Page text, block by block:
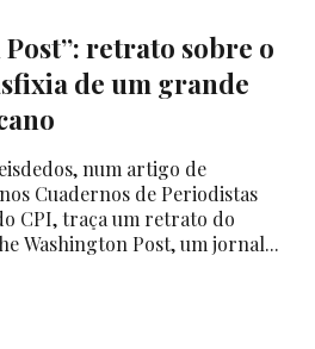
retrato sobre o
de um grande
num artigo de
Cuadernos de Periodistas
CPI, traça um retrato do
Washington Post, um jornal...